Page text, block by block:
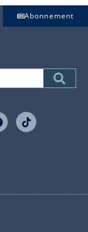
Abonnement